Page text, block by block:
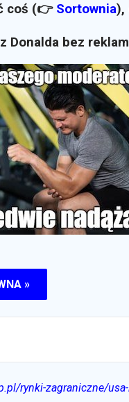
coś (👉 Sortownia),
Donalda bez
»
rynki-zagraniczne/